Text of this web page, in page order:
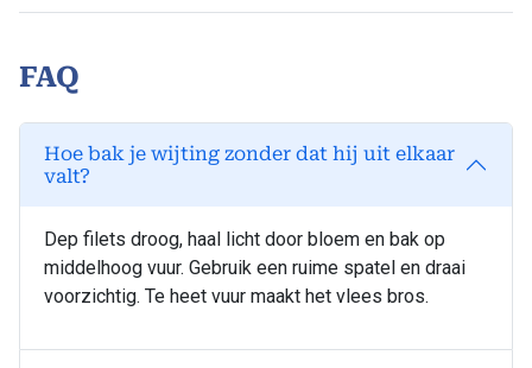
FAQ
Hoe bak je wijting zonder dat hij uit elkaar
valt?
Dep filets droog, haal licht door bloem en bak op
middelhoog vuur. Gebruik een ruime spatel en draai
voorzichtig. Te heet vuur maakt het vlees bros.